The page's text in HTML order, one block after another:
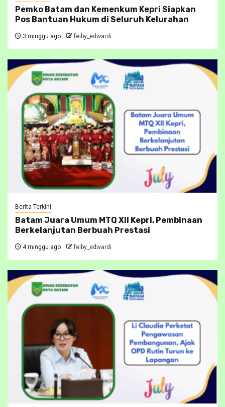
Pemko Batam dan Kemenkum Kepri Siapkan
Pos Bantuan Hukum di Seluruh Kelurahan
3 minggu ago feiby_edwardi
Berita Terkini
Batam Juara Umum MTQ XII Kepri, Pembinaan
Berkelanjutan Berbuah Prestasi
4 minggu ago feiby_edwardi